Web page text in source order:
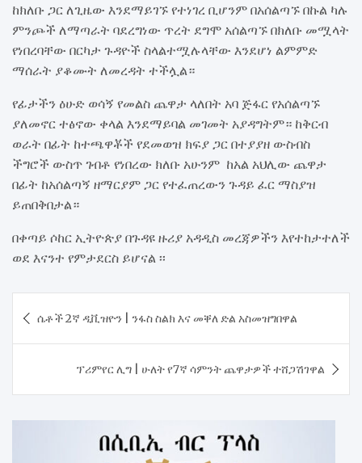
ከክለቡ ጋር ለጊዜው እንደማይገኙ የተነገረ ቢሆንም በአሰልጣኙ በኩል ካሉ
ምንጮች ለማጣራት ባደረግነው ጥረት ደግሞ አሰልጣኙ በክለቡ መሟላት
የነበረባቸው በርካታ ጉዳዮች ስላልተሟሉላቸው እንደሆነ ልምምድ
ማሰራት ያቆሙት ለመረዳት ተችሏል።
የፊታችን ዕሁድ ወሳኝ የመልስ ጨዋታ ላለበት አባ ጅፋር የአሰልጣኙ
ያለመኖር ተፅኖው ቀላል እንደማይባል መገመት አያዳግትም። ከቅርብ
ወራት በፊት ከተጫዋቾች የደመወዝ ክፍያ ጋር በተያያዘ ውስብስ
ችግሮች ውስጥ ገብቶ የነበረው ክለቡ አሁንም ከአል አህሊው ጨዋታ
በፊት ከአሰልጣኝ ዘማርያም ጋር የተፈጠረውን ጉዳይ ፈር ማስያዝ
ይጠበቅበታል።
በቀጣይ ሶከር ኢትዮጵያ በጉዳዩ ዙሪያ አዳዲስ መረጃዎችን እየተከታተለች
ወደ እናንተ የምታደርስ ይሆናል ፡፡
navigation
ሴቶች 2ኛ ዲቪዝዮን | ንፋስ ስልክ እና መቐለ ድል አስመዝግበዋል
ፕሪምየር ሊግ | ሁለት የ7ኛ ሳምንት ጨዋታዎች ተሸጋሽገዋል